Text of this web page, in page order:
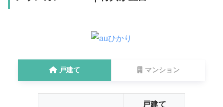
戸建て マンション
戸建て